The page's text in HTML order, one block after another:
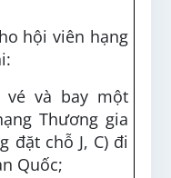
hội viên hạng
vé và bay một
Thương gia
đặt chỗ J, C) đi
Quốc;